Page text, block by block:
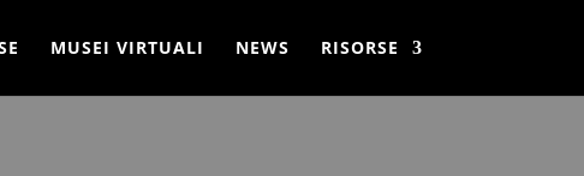
MUSEI VIRTUALI NEWS RISORSE